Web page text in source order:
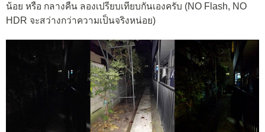
น้อย หรือ กลางคืน ลองเปรียบเทียบกันเองครับ (NO Flash, NO
HDR จะสว่างกว่าความเป็นจริงหน่อย)